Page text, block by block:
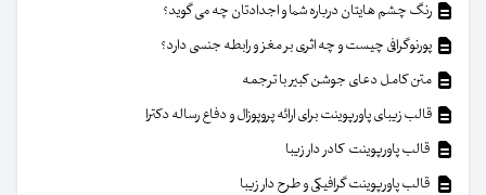
رنگ چشم هایتان درباره شما و اجدادتان چه می گوید؟
پورنوگرافی چیست و چه اثری بر مغز و رابطه جنسی دارد؟
متن کامل دعای جوشن کبیر با ترجمه
قالب زیبای پاورپوینت برای ارائه پروپوزال و دفاع رساله دکترا
قالب پاورپوینت کادر دار زیبا
قالب پاورپوینت گرافیکی و طرح دار زیبا